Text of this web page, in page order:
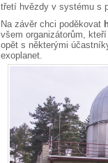
třetí hvězdy v systému s
Na závěr chci poděkovat
všem organizátorům,
opět s některými
exoplanet.